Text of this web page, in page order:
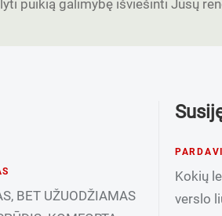
puikią galimybę išviešinti Jūsų
BET UŽUODŽIAMAS
Kokių
verslo